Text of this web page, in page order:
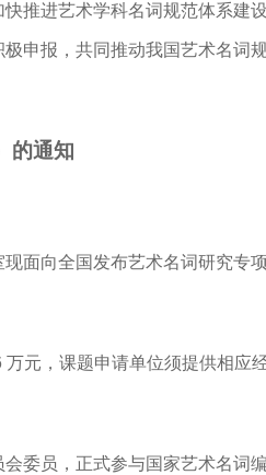
推进艺术学科名词规范体系
申报，共同推动我国艺术名词
的通知
面向全国发布艺术名词研究专
元，课题申请单位须提供相应
委员，正式参与国家艺术名词